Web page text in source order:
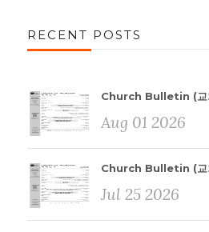
RECENT POSTS
Church Bulletin (
Aug 01 2026
Church Bulletin (
Jul 25 2026